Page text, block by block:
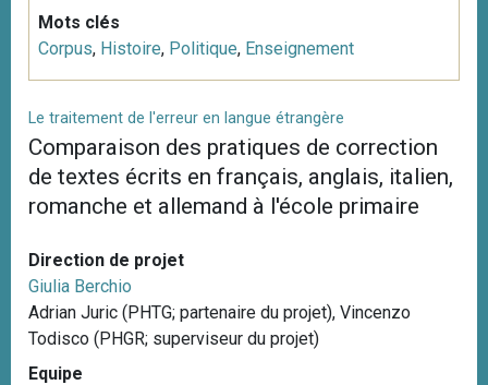
Mots clés
Corpus, Histoire, Politique, Enseignement
Le traitement de l'erreur en langue étrangère
Comparaison des pratiques de correction
de textes écrits en français, anglais, italien,
romanche et allemand à l'école primaire
Direction de projet
Giulia Berchio
Adrian Juric (PHTG; partenaire du projet), Vincenzo
Todisco (PHGR; superviseur du projet)
Equipe